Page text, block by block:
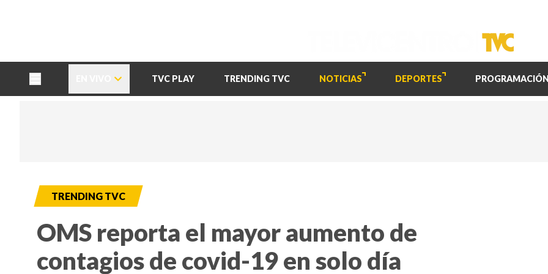
TVC PLAY TRENDING TVC NOTICIAS DEPORTES PROGRAMACIÓN
TRENDING TVC
OMS reporta el mayor aumento de
contagios de covid-19 en solo día